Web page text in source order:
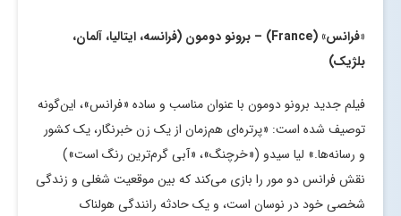
«فرانس» (France) – برونو دومون (فرانسه، ایتالیا، آلمان،
بلژیک)
فیلم جدید برونو دومون با عنوان مناسب و ساده «فرانس»، این‌گونه
توصیف شده است: «پرتره‌ای هم‌زمان از یک زن خبرنگار، یک کشور
و رسانه‌ها.» لیا سیدو («خرچنگ»، «آبی گرم‌ترین رنگ است»)
نقش فرانس دو مور را بازی می‌کند که بین موقعیت شغلی و زندگی
شخصی خود در نوسان است، و یک حادثه رانندگی هولناک